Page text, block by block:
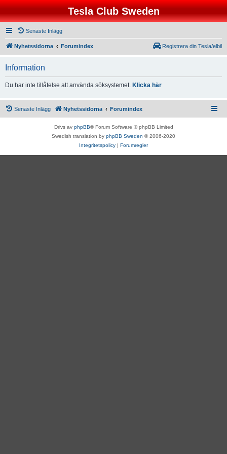
Tesla Club Sweden
Senaste Inlägg
Nyhetssidorna Forumindex Registrera din Tesla/elbil
Information
Du har inte tillåtelse att använda söksystemet. Klicka här
Senaste Inlägg Nyhetssidorna Forumindex
Drivs av phpBB® Forum Software © phpBB Limited
Swedish translation by phpBB Sweden © 2006-2020
Integritetspolicy | Forumregler